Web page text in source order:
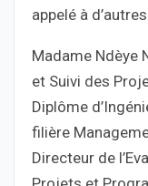
appelé à
Madame Ndèye
et Suivi des
Diplôme
filière
Directeur de